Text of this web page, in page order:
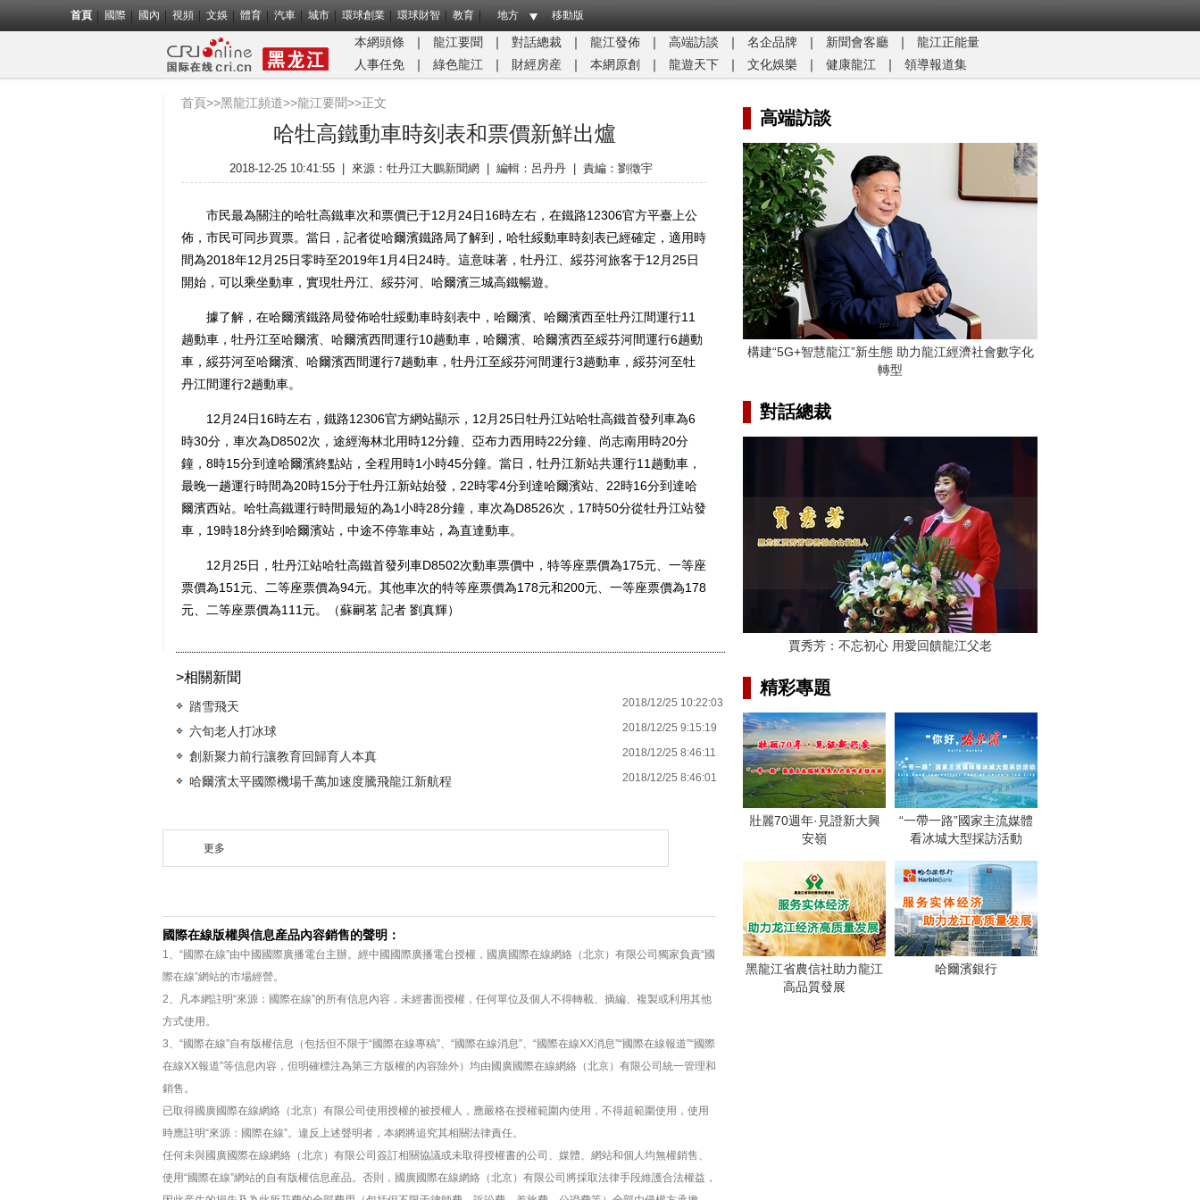
首頁 國際 國內 視頻 文娛 體育 汽車 城市 環球創業 環球財智 教育 地方 移動版
本網頭條 ｜ 龍江要聞 ｜ 對話總裁 ｜ 龍江發佈 ｜ 高端訪談 ｜ 名企品牌 ｜ 新聞會客廳 ｜
龍江正能量​
人事任免
｜ 綠色龍江 ｜ 財經房産 ｜ 本網原創 ｜ 龍遊天下 ｜ 文化娛樂 ｜ 健康龍江 ｜ 領導報道集
首頁>>黑龍江頻道>>龍江要聞>>正文
哈牡高鐵動車時刻表和票價新鮮出爐
2018-12-25 10:41:55 來源： 牡丹江大鵬新聞網 編輯：呂丹丹 責編：劉徵宇
市民最為關注的哈牡高鐵車次和票價已于12月24日16時左右，在鐵路12306官方平臺上公
佈，市民可同步買票。當日，記者從哈爾濱鐵路局了解到，哈牡綏動車時刻表已經確定，適用時
間為2018年12月25日零時至2019年1月4日24時。這意味著，牡丹江、綏芬河旅客于12月25日
開始，可以乘坐動車，實現牡丹江、綏芬河、哈爾濱三城高鐵暢遊。
據了解，在哈爾濱鐵路局發佈哈牡綏動車時刻表中，哈爾濱、哈爾濱西至牡丹江間運行11
趟動車，牡丹江至哈爾濱、哈爾濱西間運行10趟動車，哈爾濱、哈爾濱西至綏芬河間運行6趟動
車，綏芬河至哈爾濱、哈爾濱西間運行7趟動車，牡丹江至綏芬河間運行3趟動車，綏芬河至牡
丹江間運行2趟動車。
12月24日16時左右，鐵路12306官方網站顯示，12月25日牡丹江站哈牡高鐵首發列車為6
時30分，車次為D8502次，途經海林北用時12分鐘、亞布力西用時22分鐘、尚志南用時20分
鐘，8時15分到達哈爾濱終點站，全程用時1小時45分鐘。當日，牡丹江新站共運行11趟動車，
最晚一趟運行時間為20時15分于牡丹江新站始發，22時零4分到達哈爾濱站、22時16分到達哈
爾濱西站。哈牡高鐵運行時間最短的為1小時28分鐘，車次為D8526次，17時50分從牡丹江站發
車，19時18分終到哈爾濱站，中途不停靠車站，為直達動車。
12月25日，牡丹江站哈牡高鐵首發列車D8502次動車票價中，特等座票價為175元、一等座
票價為151元、二等座票價為94元。其他車次的特等座票價為178元和200元、一等座票價為178
元、二等座票價為111元。（蘇嗣茗 記者 劉真輝）
>相關新聞
踏雪飛天 2018/12/25 10:22:03
六旬老人打冰球 2018/12/25 9:15:19
創新聚力前行讓教育回歸育人本真 2018/12/25 8:46:11
哈爾濱太平國際機場千萬加速度騰飛龍江新航程 2018/12/25 8:46:01
更多
國際在線版權與信息産品內容銷售的聲明：
1、“國際在線”由中國國際廣播電台主辦。經中國國際廣播電台授權，國廣國際在線網絡（北京）有限公司獨家負責“國
際在線”網站的市場經營。
2、凡本網註明“來源：國際在線”的所有信息內容，未經書面授權，任何單位及個人不得轉載、摘編、複製或利用其他
方式使用。
3、“國際在線”自有版權信息（包括但不限于“國際在線專稿”、“國際在線消息”、“國際在線XX消息”“國際在線報道”“國際
在線XX報道”等信息內容，但明確標注為第三方版權的內容除外）均由國廣國際在線網絡（北京）有限公司統一管理和
銷售。
已取得國廣國際在線網絡（北京）有限公司使用授權的被授權人，應嚴格在授權範圍內使用，不得超範圍使用，使用
時應註明“來源：國際在線”。違反上述聲明者，本網將追究其相關法律責任。
任何未與國廣國際在線網絡（北京）有限公司簽訂相關協議或未取得授權書的公司、媒體、網站和個人均無權銷售、
使用“國際在線”網站的自有版權信息産品。否則，國廣國際在線網絡（北京）有限公司將採取法律手段維護合法權益，
高端訪談
構建“5G+智慧龍江”新生態 助力龍江經濟社會數字化
轉型
對話總裁
賈秀芳：不忘初心 用愛回饋龍江父老
精彩專題
壯麗70週年·見證新大興
安嶺
“一帶一路”國家主流媒體
看冰城大型採訪活動
黑龍江省農信社助力龍江
高品質發展
哈爾濱銀行